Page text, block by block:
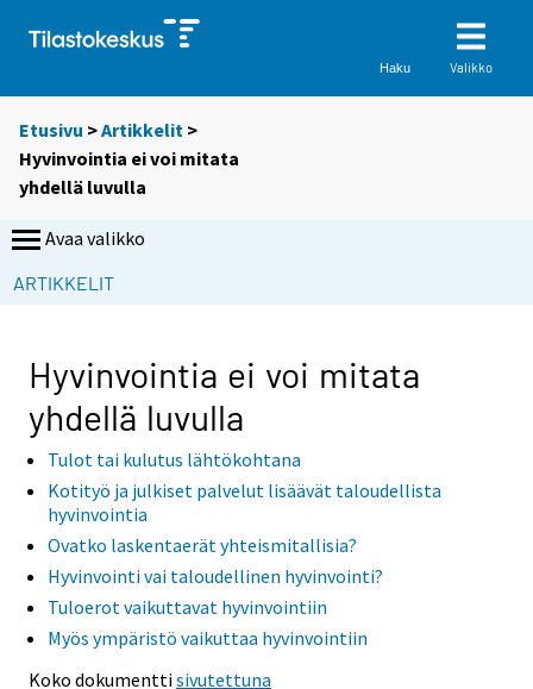
Haku Valikko
Etusivu >Artikkelit >
Hyvinvointia ei voi mitata
yhdellä luvulla
Avaa valikko
ARTIKKELIT
Hyvinvointia ei voi mitata
yhdellä luvulla
Tulot tai kulutus lähtökohtana
Kotityö ja julkiset palvelut lisäävät taloudellista
hyvinvointia
Ovatko laskentaerät yhteismitallisia?
Hyvinvointi vai taloudellinen hyvinvointi?
Tuloerot vaikuttavat hyvinvointiin
Myös ympäristö vaikuttaa hyvinvointiin
Koko dokumenttisivutettuna